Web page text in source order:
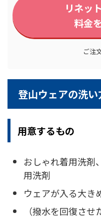
リネッ
料金
ご注
登山ウェアの洗い
用意するもの
おしゃれ着用洗剤
用洗剤
ウェアが入る大き
（撥水を回復さ